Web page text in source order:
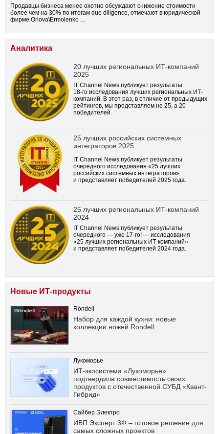
Продавцы бизнеса менее охотно обсуждают снижение стоимости
более чем на 30% по итогам due diligence, отмечают в юридической
фирме Orlova\Ermolenko …
Аналитика
20 лучших региональных ИТ-компаний
2025
IT Channel News публикует результаты
18-го исследования лучших региональных ИТ-
компаний. В этот раз, в отличие от предыдущих
рейтингов, мы представляем не 25, а 20
победителей.
25 лучших российских системных
интеграторов 2025
IT Channel News публикует результаты
очередного исследования «25 лучших
российских системных интеграторов»
и представляет победителей 2025 года.
25 лучших региональных ИТ-компаний
2024
IT Channel News публикует результаты
очередного — уже 17-го! — исследования
«25 лучших региональных ИТ-компаний»
и представляет победителей 2024 года.
Новые ИТ-продукты
Röndell
Набор для каждой кухни: новые
коллекции ножей Rondell
Лукоморье
ИТ-экосистема «Лукоморье»
подтвердила совместимость своих
продуктов с отечественной СУБД «Квант-
Гибрид»
Сайбер Электро
ИБП Эксперт 3Ф – готовое решение для
самых сложных проектов